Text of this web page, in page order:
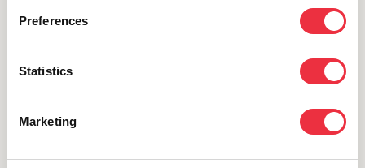
Preferences
Statistics
Marketing
Pysy ajantasalla uutisista ja viimeisimmistä vinkeistä